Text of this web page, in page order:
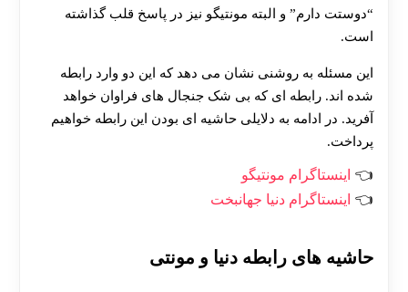
“دوستت دارم” و البته مونتیگو نیز در پاسخ قلب گذاشته
است.
این مسئله به روشنی نشان می دهد که این دو وارد رابطه
شده اند. رابطه ای که بی شک جنجال های فراوان خواهد
آفرید. در ادامه به دلایلی حاشیه ای بودن این رابطه خواهیم
پرداخت.
اینستاگرام مونتیگو
اینستاگرام دنیا جهانبخت
حاشیه های رابطه دنیا و مونتی